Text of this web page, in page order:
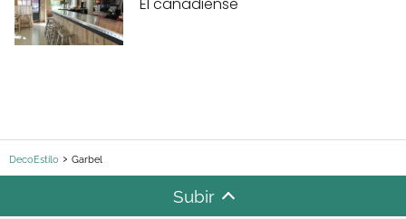
DecoEstilo Garbel
Subir